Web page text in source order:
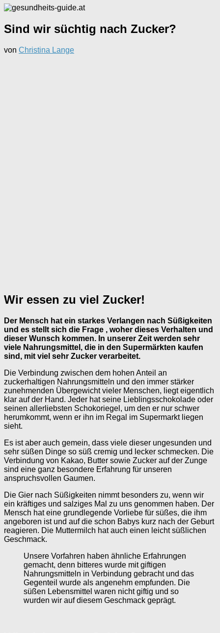
Sind wir süchtig nach Zucker?
von Christina Lange
Wir essen zu viel Zucker!
Der Mensch hat ein starkes Verlangen nach Süßigkeiten
und es stellt sich die Frage , woher dieses Verhalten und
dieser Wunsch kommen. In unserer Zeit werden sehr
viele Nahrungsmittel, die in den Supermärkten kaufen
sind, mit viel sehr Zucker verarbeitet.
Die Verbindung zwischen dem hohen Anteil an
zuckerhaltigen Nahrungsmitteln und den immer stärker
zunehmenden Übergewicht vieler Menschen, liegt eigentlich
klar auf der Hand. Jeder hat seine Lieblingsschokolade oder
seinen allerliebsten Schokoriegel, um den er nur schwer
herumkommt, wenn er ihn im Regal im Supermarkt liegen
sieht.
Es ist aber auch gemein, dass viele dieser ungesunden und
sehr süßen Dinge so süß cremig und lecker schmecken. Die
Verbindung von Kakao, Butter sowie Zucker auf der Zunge
sind eine ganz besondere Erfahrung für unseren
anspruchsvollen Gaumen.
Die Gier nach Süßigkeiten nimmt besonders zu, wenn wir
ein kräftiges und salziges Mal zu uns genommen haben. Der
Mensch hat eine grundlegende Vorliebe für süßes, die ihm
angeboren ist und auf die schon Babys kurz nach der Geburt
reagieren. Die Muttermilch hat auch einen leicht süßlichen
Geschmack.
Unsere Vorfahren haben ähnliche Erfahrungen
gemacht, denn bitteres wurde mit giftigen
Nahrungsmitteln in Verbindung gebracht und das
Gegenteil wurde als angenehm empfunden. Die
süßen Lebensmittel waren nicht giftig und so
wurden wir auf diesem Geschmack geprägt.